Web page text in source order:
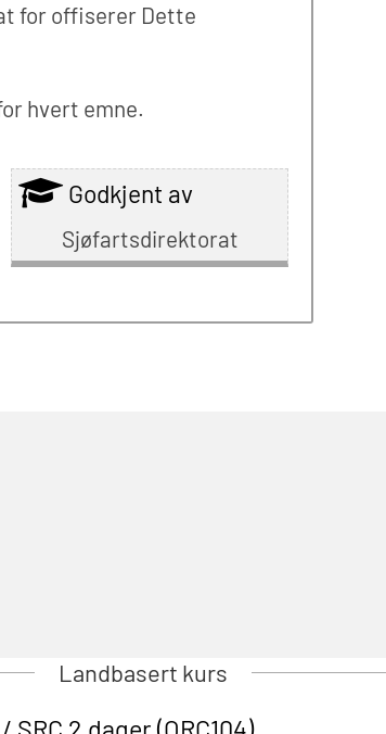
for offiserer Dette
hvert emne.
Godkjent av
Sjøfartsdirektorat
Landbasert kurs